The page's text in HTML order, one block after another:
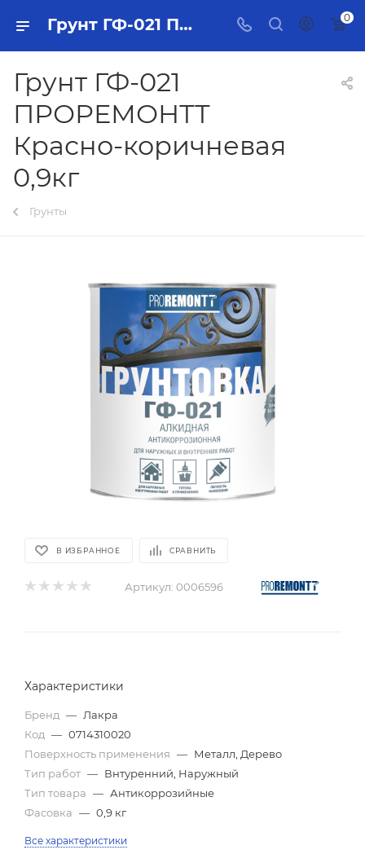
Грунт ГФ-021 ПРОРЕМОНТТ Красно-коричневая 0,9кг Тольятти - купить в интернет-магазине, каталог с ценами и характеристиками 0
Грунт ГФ-021
ПРОРЕМОНТТ
Красно-коричневая
0,9кг
Грунты
В ИЗБРАННОЕ СРАВНИТЬ
Артикул: 0006596
Характеристики
Бренд — Лакра
Код — 0714310020
Поверхность применения — Металл, Дерево
Тип работ — Внтуренний, Наружный
Тип товара — Антикоррозийные
Фасовка — 0,9 кг
Все характеристики